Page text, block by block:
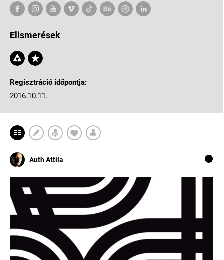
Elismerések
Regisztráció időpontja:
2016.10.11.
Auth Attila